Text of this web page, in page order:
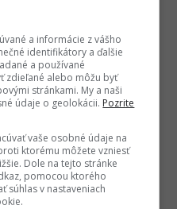
a informácie z vášho
identifikátory a ďalšie
a používané
zdieľané alebo môžu byť
stránkami. My a naši
údaje o geolokácii. Pozrite
vaše osobné údaje na
ktorému môžete vzniesť
Dole na tejto stránke
pomocou ktorého
súhlas v nastaveniach